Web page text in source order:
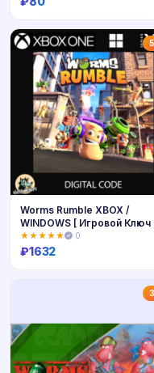
Купить
Worms Rumble XBOX /
WINDOWS [ Игровой Ключ
Код ]
★★★★★ 0
₽1632